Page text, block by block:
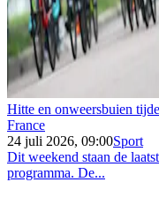
Hitte en onweersbuien
France
24 juli 2026, 09:00Sport
Dit weekend staan de
programma. De...